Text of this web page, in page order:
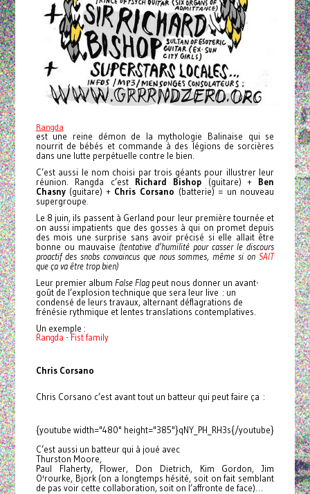
Rangda
est une reine démon de la mythologie Balinaise qui se
nourrit de bébés et commande à des légions de sorcières
dans une lutte perpétuelle contre le bien.
C’est aussi le nom choisi par trois géants pour illustrer leur
réunion. Rangda c’est Richard Bishop (guitare) + Ben
Chasny(guitare) + Chris Corsano (batterie) = un nouveau
supergroupe
Le 8 juin, ils passent à Gerland pour leur première tournée et
on aussi impatients que des gosses à qui on promet depuis
des mois une surprise sans avoir précisé si elle allait être
bonne ou mauvaise (tentative d’humilité pour casser le discours
proactif des snobs convaincus que nous sommes, même si onSAIT
que ça va être trop bien)
Leur premier album False Flag peut nous donner un avant-
goût de l’explosion technique que sera leur live : un
condensé de leurs travaux, alternant déflagrations de
frénésie rythmique et lentes translations contemplatives.
Un exemple :
Rangda - Fist family
Chris Corsano
Chris Corsano c’est avant tout un batteur qui peut faire ça :
{youtube width="480" height="385"}qNY_PH_RH3s{/youtube}
C’est aussi un batteur qui à joué avec
Thurston Moore,
Paul Flaherty, Flower, Don Dietrich, Kim Gordon, Jim
O'rourke, Bjork (on a longtemps hésité, soit on fait semblant
de pas voir cette collaboration, soit on l’affronte de face)…